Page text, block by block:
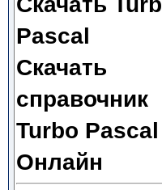
Pascal
Скачать
справочник
Turbo Pascal
Онлайн